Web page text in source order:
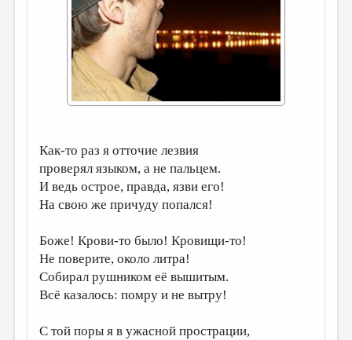
ОТДЕЛЫ И РУБРИКИ
ИЗБРАННОЕ
ДАЙДЖЕСТ
ПРОИЗВЕДЕНИЯ
КОНКУРСЫ
ДЕТСКАЯ КОМНАТА
КНИЖНАЯ ПОЛКА
ОБЗОР ЛИТЕРАТУРЫ
СТРАНИЦЫ ПАМЯТИ
ОБЪЯВЛЕНИЯ
КОЛОНКА РЕДАКТОРА
Как-то раз я отточие лезвия
проверял языком, а не пальцем.
И ведь острое, правда, язви его!
На свою же причуду попался!
Боже! Крови-то было! Кровищи-то!
Не поверите, около литра!
Собирал рушником её вышитым.
Всё казалось: помру и не вытру!
С той поры я в ужасной прострации,